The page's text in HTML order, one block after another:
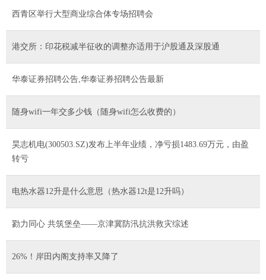
西青区举行大型商业综合体专场招聘会
港交所：印花税减半征收的调整亦适用于沪股通及深股通
华泰证券招聘公告,华泰证券招聘公告最新
随身wifi一年交多少钱（随身wifi怎么收费的）
昊志机电(300503.SZ)发布上半年业绩，净亏损1483.69万元，由盈
转亏
电热水器12升是什么意思（热水器12t是12升吗）
勠力同心 共筑堡垒——京津冀防汛抗洪救灾综述
26%！岸田内阁支持率又降了